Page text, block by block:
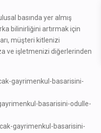
basında yer almış
bilinirliğini artırmak için
müşteri kitlenizi
ve işletmenizi diğerlerinden
gayrimenkul-basarisini-
basarisini-odulle-
gayrimenkul-basarisini-